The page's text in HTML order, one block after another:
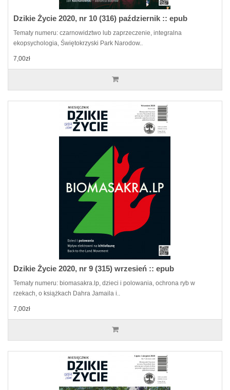
Dzikie Życie 2020, nr 10 (316) październik :: epub
Tematy numeru: czarnowidztwo lub zaprzeczenie, integralna
ekopsychologia, Świętokrzyski Park Narodow..
7,00zł
Dzikie Życie 2020, nr 9 (315) wrzesień :: epub
Tematy numeru: biomasakra.lp, dzieci i polowania, ochrona ryb w
rzekach, o książkach Dahra Jamaila i..
7,00zł